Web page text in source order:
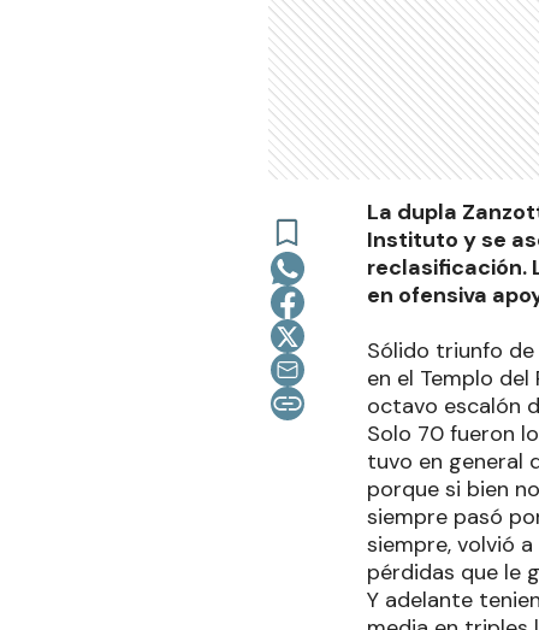
La dupla
Instituto y se
reclasificación.
en ofensiva
Sólido triunfo
en el Templo
octavo escalón
Solo 70 fueron
tuvo en general
porque si bien
siempre pasó
siempre, volvió
pérdidas que le
Y adelante